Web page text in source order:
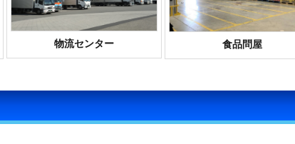
物流センター 食品問屋